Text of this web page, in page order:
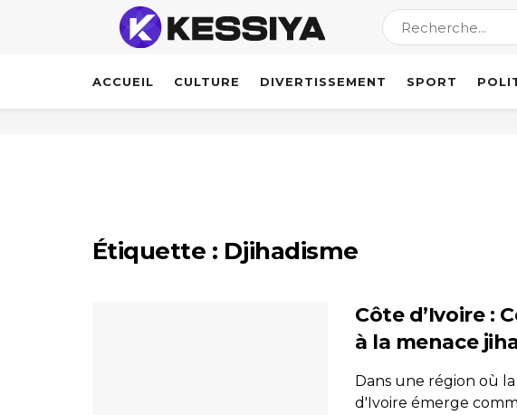
ACCUEIL CULTURE DIVERTISSEMENT SPORT
Étiquette : Djihadisme
Côte d’Ivoire :
à la menace
Dans une région où
d'Ivoire émerge